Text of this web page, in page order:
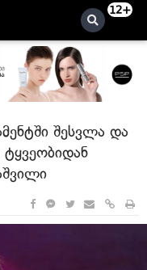
12+
შესვლა და
ტყვეობიდან